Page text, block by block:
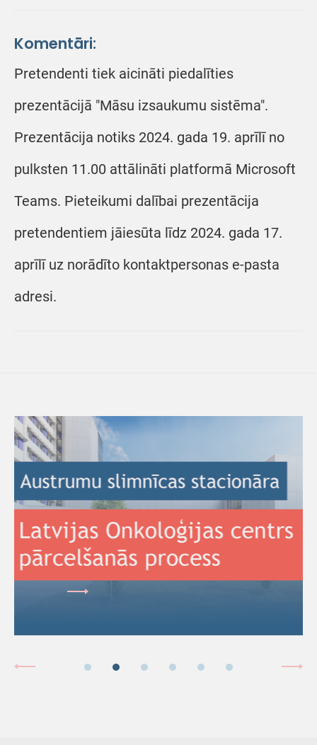
Komentāri:
Pretendenti tiek aicināti piedalīties
prezentācijā "Māsu izsaukumu sistēma".
Prezentācija notiks 2024. gada 19. aprīlī no
pulksten 11.00 attālināti platformā Microsoft
Teams. Pieteikumi dalībai prezentācija
pretendentiem jāiesūta līdz 2024. gada 17.
aprīlī uz norādīto kontaktpersonas e-pasta
adresi.